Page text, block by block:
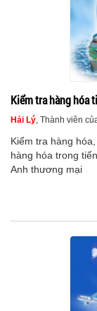
Kiểm tra hàng hóa
Hải Lý , Thành viên
Kiểm tra hàng
hàng hóa trong
Anh thương mại